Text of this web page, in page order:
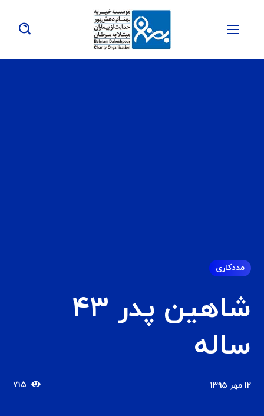
مددکاری
شاهین پدر 43
ساله
۱۲ مهر ۱۳۹۵ ۷۱۵